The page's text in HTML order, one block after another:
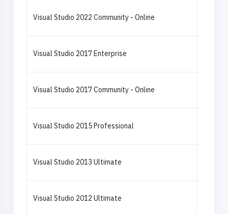
Visual Studio 2022 Community - Online
Visual Studio 2017 Enterprise
Visual Studio 2017 Community - Online
Visual Studio 2015 Professional
Visual Studio 2013 Ultimate
Visual Studio 2012 Ultimate